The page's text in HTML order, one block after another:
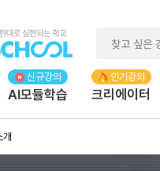
AI모듈학습 크리에이터
개